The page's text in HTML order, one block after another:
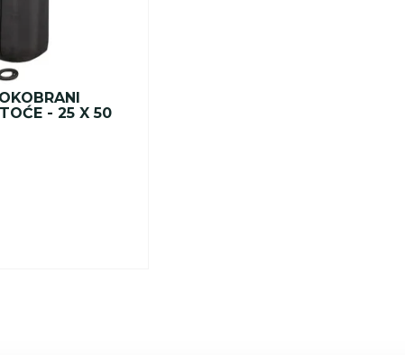
- 25 X 50